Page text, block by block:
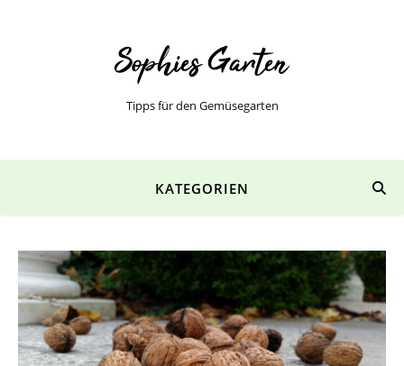
Tipps für den Gemüsegarten
KATEGORIEN